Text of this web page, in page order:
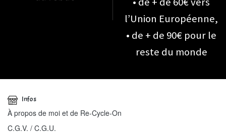
l’Union Européenne,
• de + de 90€ pour le
reste du monde
Infos
À propos de moi et de Re-Cycle-On
C.G.V. / C.G.U.